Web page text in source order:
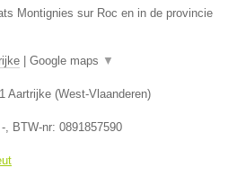
Montignies sur Roc en in de provincie
| Google maps ▼
Aartrijke (West-Vlaanderen)
- , BTW-nr: 0891857590